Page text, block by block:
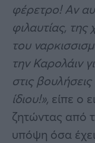
φέρετρο! Αν
φιλαυτίας, της
του
την Καρολάιν
στις
ίδιου!», είπε ο
ζητώντας από
υπόψη όσα έχει